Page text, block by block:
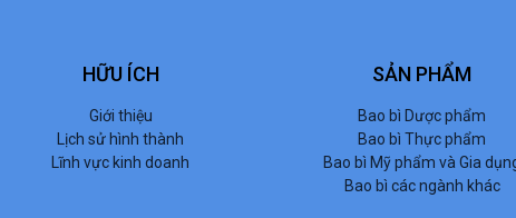
HỮU ÍCH
Giới thiệu
Lịch sử hình thành
Lĩnh vực kinh doanh
SẢN PHẨM
Bao bì Dược phẩm
Bao bì Thực phẩm
Bao bì Mỹ phẩm và Gia
Bao bì các ngành khác